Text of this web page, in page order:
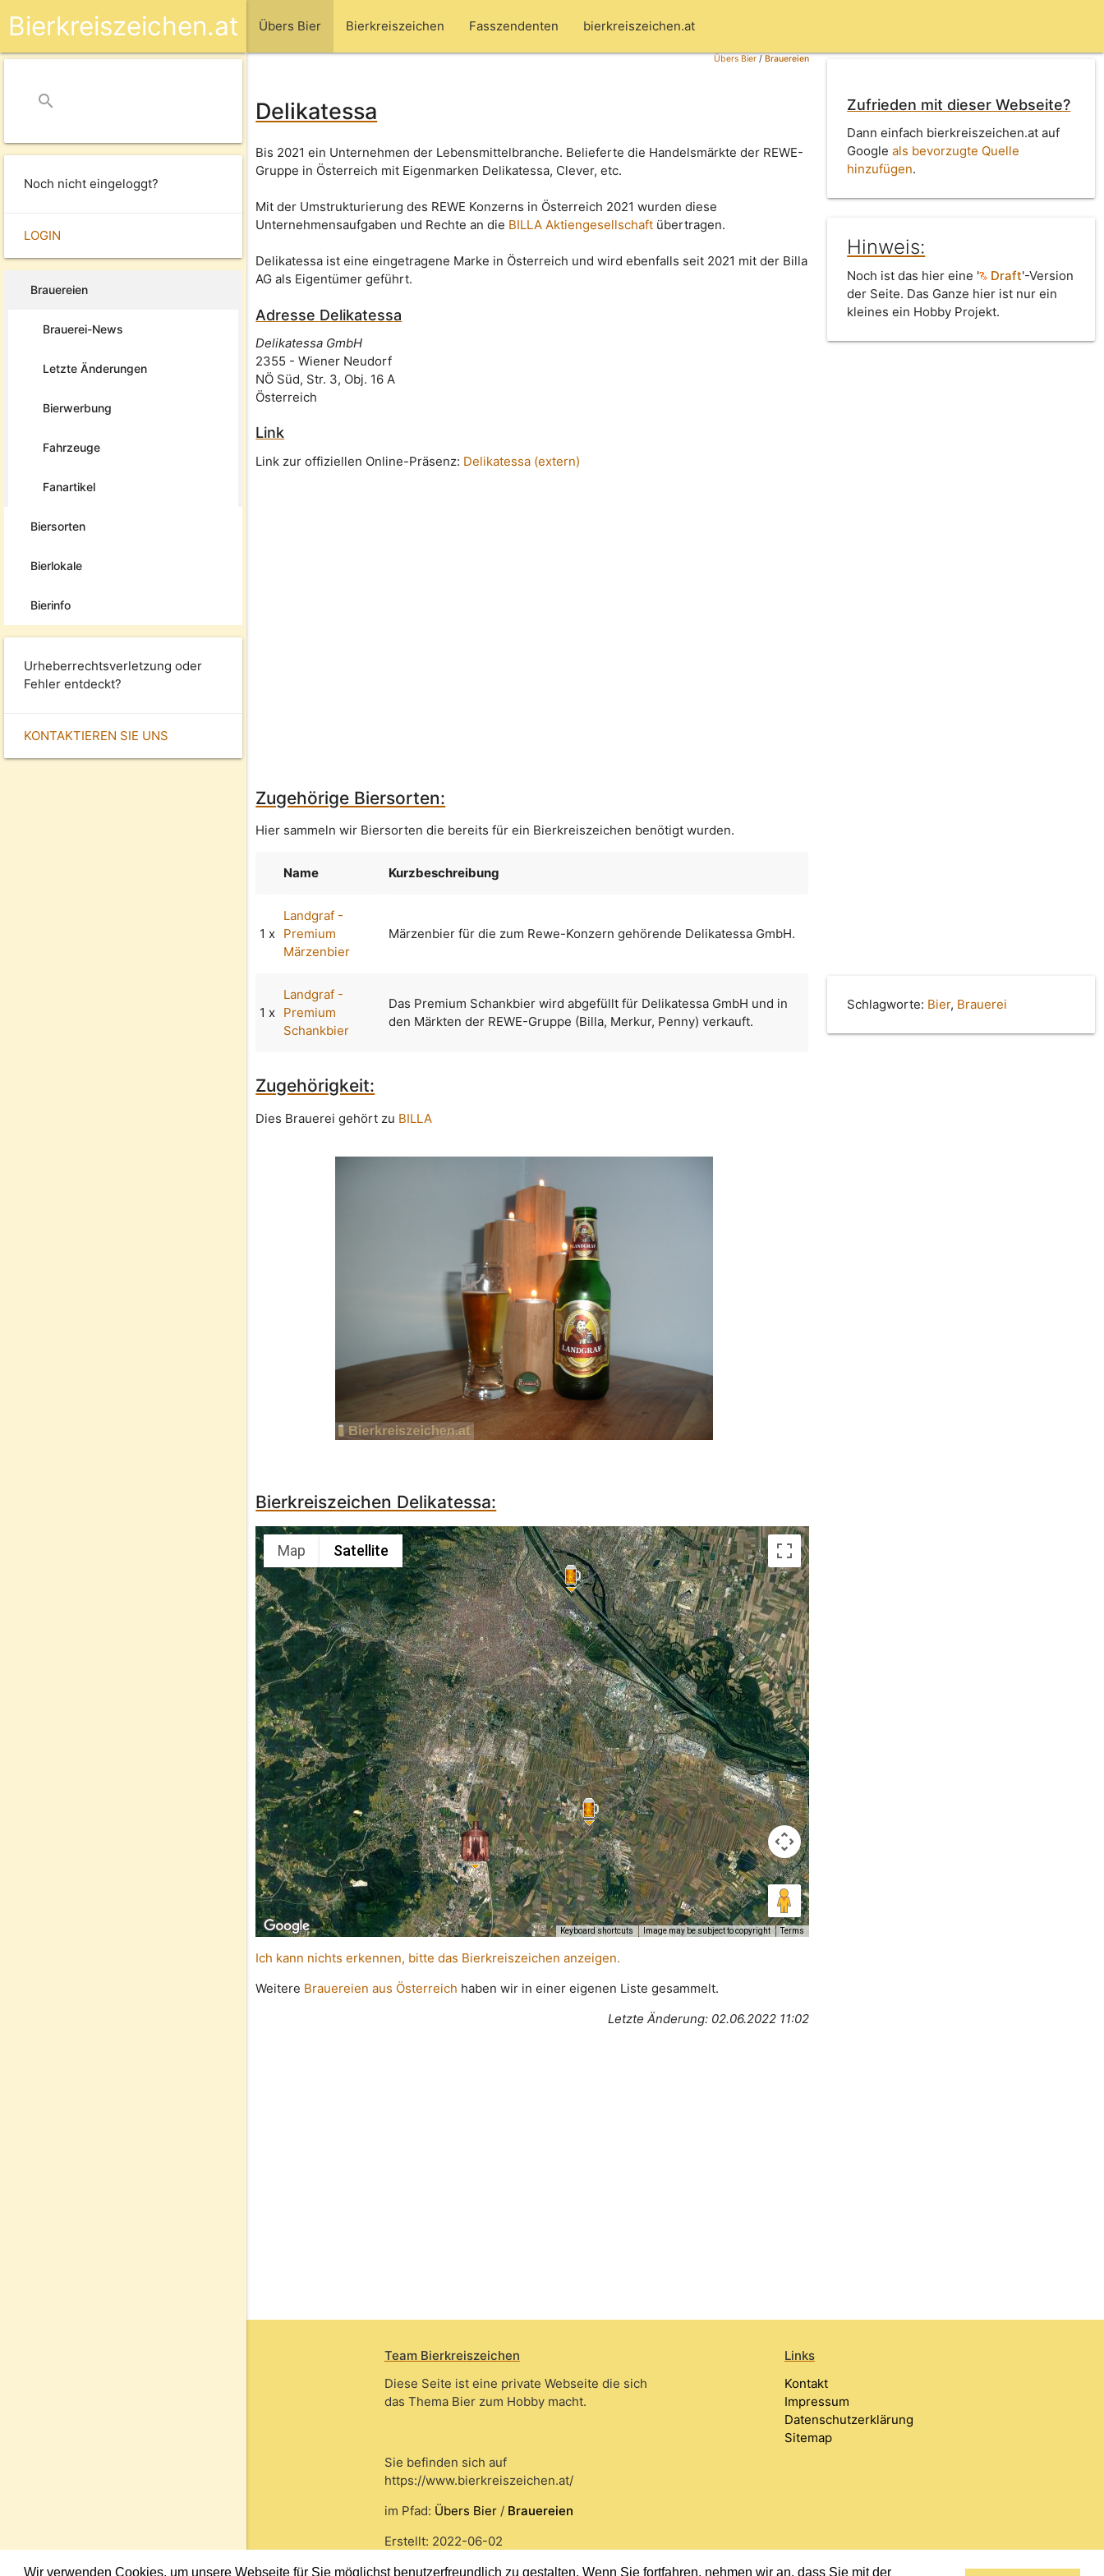
Wir verwenden Cookies, um unsere Webseite für Sie möglichst benutzerfreundlich zu gestalten. Wenn Sie fortfahren, nehmen wir an, dass Sie mit der
Übers Bier Bierkreiszeichen Fasszendenten bierkreiszeichen.at
Bierkreiszeichen.at
search
Noch nicht eingeloggt?
LOGIN
Brauereien
Brauerei-News
Letzte Änderungen
Bierwerbung
Fahrzeuge
Fanartikel
Biersorten
Bierlokale
Bierinfo
Urheberrechtsverletzung oder
Fehler entdeckt?
KONTAKTIEREN SIE UNS
Übers Bier/Brauereien
Delikatessa
Bis 2021 ein Unternehmen der Lebensmittelbranche. Belieferte die Handelsmärkte der REWE-
Gruppe in Österreich mit Eigenmarken Delikatessa, Clever, etc.
Mit der Umstrukturierung des REWE Konzerns in Österreich 2021 wurden diese
Unternehmensaufgaben und Rechte an die BILLA Aktiengesellschaft übertragen.
Delikatessa ist eine eingetragene Marke in Österreich und wird ebenfalls seit 2021 mit der Billa
AG als Eigentümer geführt.
Adresse Delikatessa
Delikatessa GmbH
2355 -Wiener Neudorf
NÖ Süd, Str. 3, Obj. 16 A
Österreich
Link
Link zur offiziellen Online-Präsenz: Delikatessa (extern)
Zufrieden mit dieser Webseite?
Dann einfach bierkreiszeichen.at auf
Googleals bevorzugte Quelle
hinzufügen.
Hinweis:
Noch ist das hier eine ' Draft'-Version
der Seite. Das Ganze hier ist nur ein
kleines ein Hobby Projekt.
Zugehörige Biersorten:
Hier sammeln wir Biersorten die bereits für ein Bierkreiszeichen benötigt wurden.
Name Kurzbeschreibung
1 x
Landgraf -
Premium
Märzenbier
Märzenbier für die zum Rewe-Konzern gehörende Delikatessa GmbH.
1 x
Landgraf -
Premium
Schankbier
Das Premium Schankbier wird abgefüllt für Delikatessa GmbH und in
den Märkten der REWE-Gruppe (Billa, Merkur, Penny) verkauft.
Zugehörigkeit:
Dies Brauerei gehört zu BILLA
Bierkreiszeichen Delikatessa:
Map Satellite
Keyboard shortcuts Image may be subject to copyright Terms
Ich kann nichts erkennen, bitte das Bierkreiszeichen anzeigen.
Weitere Brauereien aus Österreich haben wir in einer eigenen Liste gesammelt.
Letzte Änderung: 02.06.2022 11:02
Schlagworte: Bier, Brauerei
Team Bierkreiszeichen
Diese Seite ist eine private Webseite die sich
das Thema Bier zum Hobby macht.
Sie befinden sich auf
https://www.bierkreiszeichen.at/
im Pfad: Übers Bier/ Brauereien
Erstellt: 2022-06-02
Links
Kontakt
Impressum
Datenschutzerklärung
Sitemap